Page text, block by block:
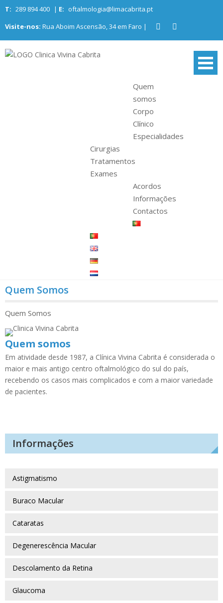
Skip
content
T: 289 894 400 | E: oftalmologia@limacabrita.pt
Visite-nos: Rua Aboim Ascensão, 34 em Faro |
Clinica Vivina
Centro de oftalmologia no Algarve
Quem
somos
Corpo
Clínico
Especialidades
Cirurgias
Tratamentos
Exames
Acordos
Informações
Contactos
Quem Somos
Quem Somos
Quem somos
Em atividade desde 1987, a Clínica Vivina Cabrita é considerada o
maior e mais antigo centro oftalmológico do sul do país,
recebendo os casos mais complicados e com a maior variedade
de pacientes.
Informações
Astigmatismo
Buraco Macular
Cataratas
Degenerescência Macular
Descolamento da Retina
Glaucoma